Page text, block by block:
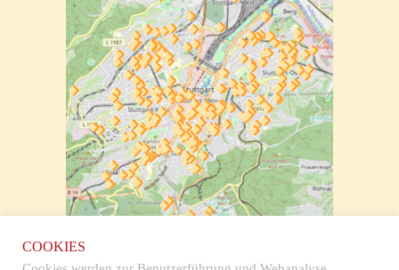
COOKIES